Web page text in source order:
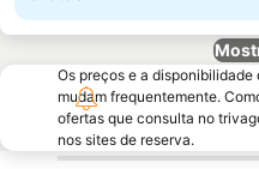
Os preços e a
mudam frequentemente.
ofertas que consulta no
nos sites de reserva.